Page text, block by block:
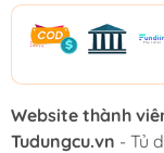
Website thành
Tudungcu.vn - Tủ